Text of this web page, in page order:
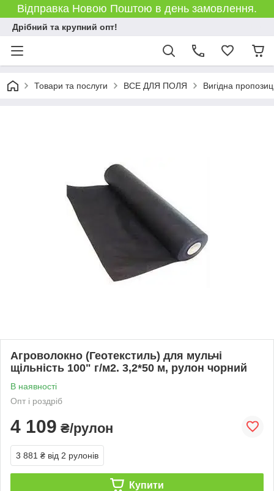
Відправка Новою Поштою в день замовлення.
Дрібний та крупний опт!
Товари та послуги ВСЕ ДЛЯ ПОЛЯ Вигідна
Агроволокно (Геотекстиль) для мульчі
щільність 100" г/м2. 3,2*50 м, рулон чорний
В наявності
Опт і роздріб
4 109 ₴/рулон
3 881 ₴ від 2 рулонів
Купити